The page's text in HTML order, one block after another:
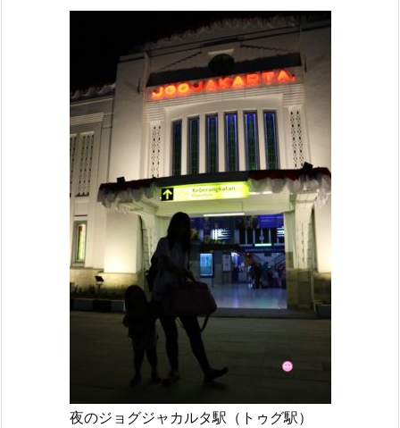
夜のジョグジャカルタ駅（トゥグ駅）